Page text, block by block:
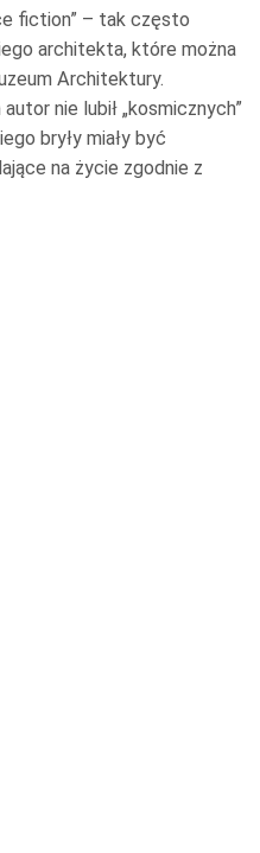
fiction” – tak często
architekta, które można
Architektury.
nie lubił „kosmicznych”
bryły miały być
na życie zgodnie z